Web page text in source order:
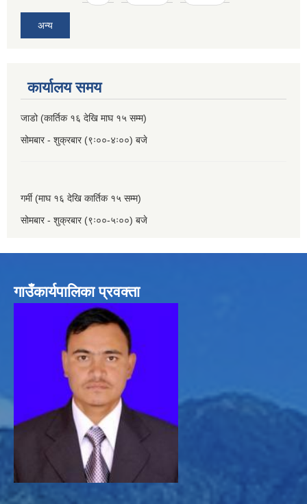
अन्य
कार्यालय समय
जाडो (कार्तिक १६ देखि माघ १५ सम्म)
सोमबार - शुक्रबार (९ः००-४ः००) बजे
गर्मी (माघ १६ देखि कार्तिक १५ सम्म)
सोमबार - शुक्रबार (९ः००-५ः००) बजे
गाउँकार्यपालिका प्रवक्ता